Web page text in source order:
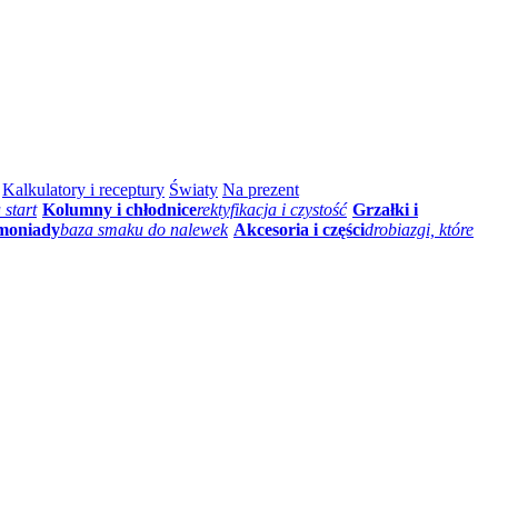
Kalkulatory i receptury Światy Na prezent
start Kolumny i chłodnicerektyfikacja i czystość Grzałki i
baza smaku do nalewek Akcesoria i częścidrobiazgi, które